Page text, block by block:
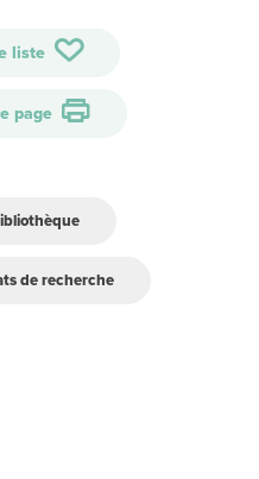
liste
page
de recherche